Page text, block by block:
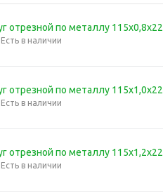
отрезной по металлу 115х0,8х22
Есть в наличии
отрезной по металлу 115х1,0х22
Есть в наличии
отрезной по металлу 115х1,2х22
Есть в наличии